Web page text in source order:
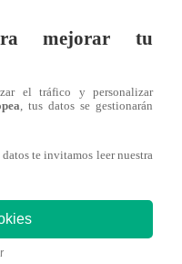
del
2026
Las
puede
mejorar tu
el tráfico y personalizar
, tus datos se gestionarán
te invitamos leer nuestra